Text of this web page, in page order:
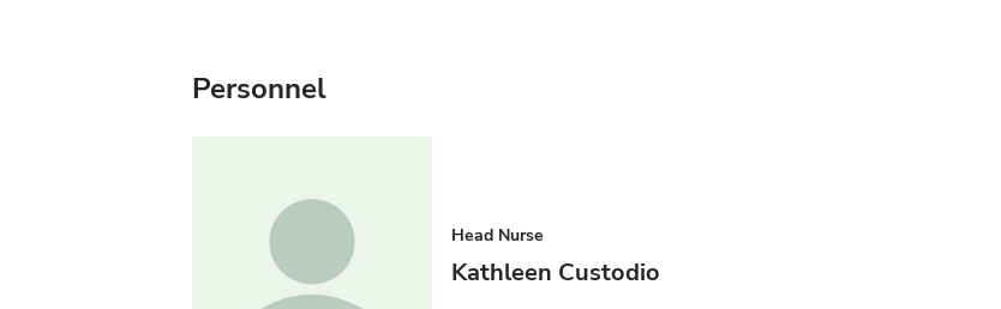
Personnel
Head Nurse
Kathleen Custodio